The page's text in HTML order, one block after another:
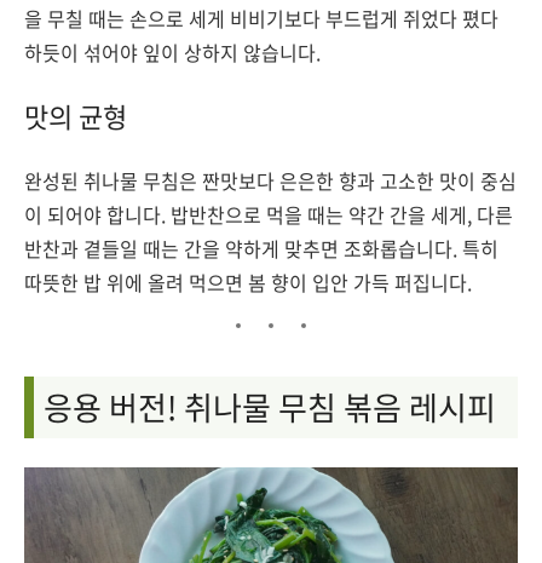
을 무칠 때는 손으로 세게 비비기보다 부드럽게 쥐었다 폈다
하듯이 섞어야 잎이 상하지 않습니다.
맛의 균형
완성된 취나물 무침은 짠맛보다 은은한 향과 고소한 맛이 중심
이 되어야 합니다. 밥반찬으로 먹을 때는 약간 간을 세게, 다른
반찬과 곁들일 때는 간을 약하게 맞추면 조화롭습니다. 특히
따뜻한 밥 위에 올려 먹으면 봄 향이 입안 가득 퍼집니다.
응용 버전! 취나물 무침 볶음 레시피